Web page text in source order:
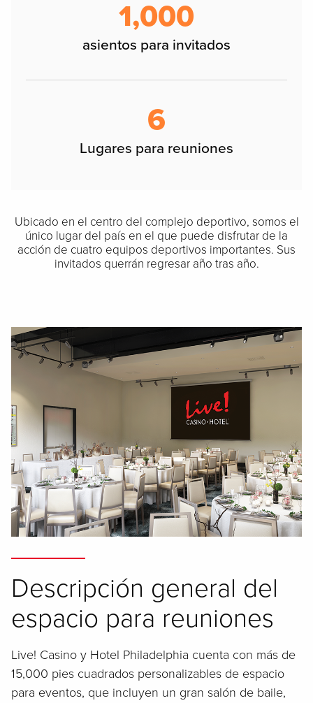
1,000
asientos para invitados
6
Lugares para reuniones
Ubicado en el centro del complejo deportivo, somos el
único lugar del país en el que puede disfrutar de la
acción de cuatro equipos deportivos importantes. Sus
invitados querrán regresar año tras año.
Descripción general del
espacio para reuniones
Live! Casino y Hotel Philadelphia cuenta con más de
15,000 pies cuadrados personalizables de espacio
para eventos, que incluyen un gran salón de baile,